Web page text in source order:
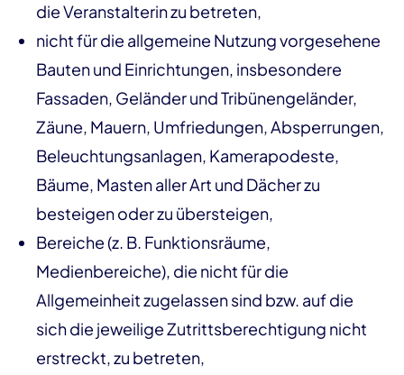
die Veranstalterin zu betreten,
nicht für die allgemeine Nutzung vorgesehene
Bauten und Einrichtungen, insbesondere
Fassaden, Geländer und Tribünengeländer,
Zäune, Mauern, Umfriedungen, Absperrungen,
Beleuchtungsanlagen, Kamerapodeste,
Bäume, Masten aller Art und Dächer zu
besteigen oder zu übersteigen,
Bereiche (z. B. Funktionsräume,
Medienbereiche), die nicht für die
Allgemeinheit zugelassen sind bzw. auf die
sich die jeweilige Zutrittsberechtigung nicht
erstreckt, zu betreten,